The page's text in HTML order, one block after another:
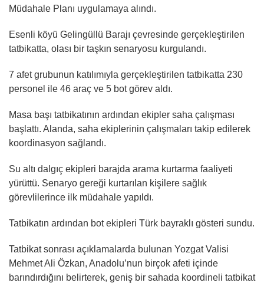
Müdahale Planı uygulamaya alındı.
Esenli köyü Gelingüllü Barajı çevresinde gerçekleştirilen
tatbikatta, olası bir taşkın senaryosu kurgulandı.
7 afet grubunun katılımıyla gerçekleştirilen tatbikatta 230
personel ile 46 araç ve 5 bot görev aldı.
Masa başı tatbikatının ardından ekipler saha çalışması
başlattı. Alanda, saha ekiplerinin çalışmaları takip edilerek
koordinasyon sağlandı.
Su altı dalgıç ekipleri barajda arama kurtarma faaliyeti
yürüttü. Senaryo gereği kurtarılan kişilere sağlık
görevlilerince ilk müdahale yapıldı.
Tatbikatın ardından bot ekipleri Türk bayraklı gösteri sundu.
Tatbikat sonrası açıklamalarda bulunan Yozgat Valisi
Mehmet Ali Özkan, Anadolu’nun birçok afeti içinde
barındırdığını belirterek, geniş bir sahada koordineli tatbikat